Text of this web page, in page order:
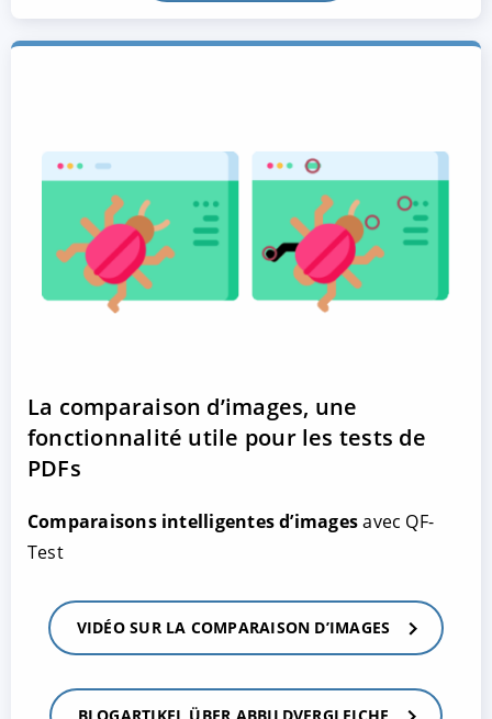
La comparaison d’images, une
fonctionnalité utile pour les tests de
PDFs
Comparaisons intelligentes d’imagesavec QF-
Test
VIDÉO SUR LA COMPARAISON D’IMAGES